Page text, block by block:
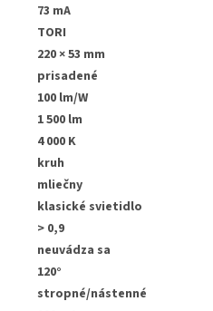
73 mA
TORI
220 × 53 mm
prisadené
100 lm/W
1 500 lm
4 000 K
kruh
mliečny
klasické svietidlo
> 0,9
neuvádza sa
120°
stropné/nástenné